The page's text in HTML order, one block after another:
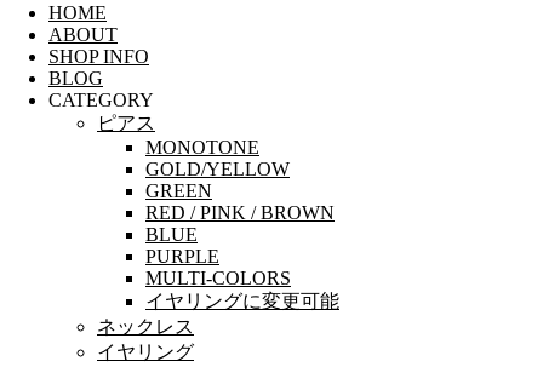
HOME
ABOUT
SHOP INFO
BLOG
CATEGORY
ピアス
MONOTONE
GOLD/YELLOW
GREEN
RED / PINK / BROWN
BLUE
PURPLE
MULTI-COLORS
イヤリングに変更可能
ネックレス
イヤリング